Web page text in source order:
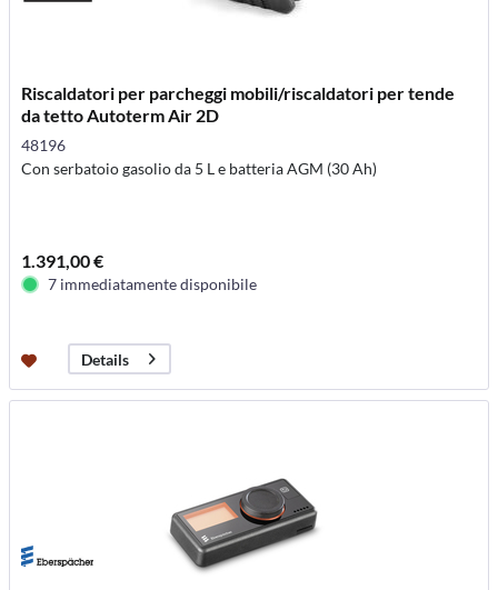
Riscaldatori per parcheggi mobili/riscaldatori per tende
da tetto Autoterm Air 2D
48196
Con serbatoio gasolio da 5 L e batteria AGM (30 Ah)
1.391,00 €
7 immediatamente disponibile
Details